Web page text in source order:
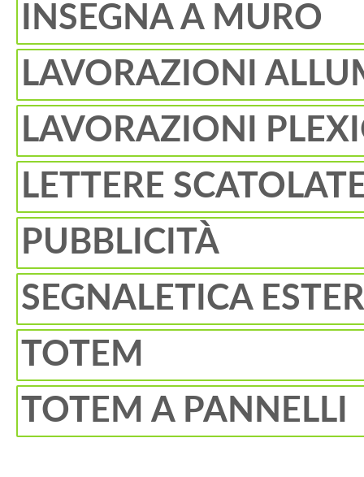
INSEGNA A MURO
LAVORAZIONI
LAVORAZIONI
LETTERE
PUBBLICITÀ
SEGNALETICA
TOTEM
TOTEM A PANNELLI